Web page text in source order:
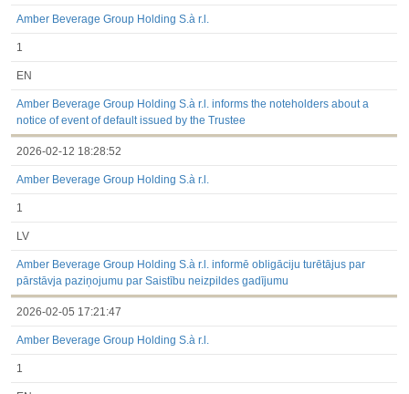
Amber Beverage Group Holding S.à r.l.
1
EN
Amber Beverage Group Holding S.à r.l. informs the noteholders about a
notice of event of default issued by the Trustee
2026-02-12 18:28:52
Amber Beverage Group Holding S.à r.l.
1
LV
Amber Beverage Group Holding S.à r.l. informē obligāciju turētājus par
pārstāvja paziņojumu par Saistību neizpildes gadījumu
2026-02-05 17:21:47
Amber Beverage Group Holding S.à r.l.
1